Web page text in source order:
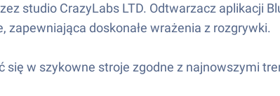
studio CrazyLabs LTD. Odtwarzacz aplikacji
doskonałe wrażenia z rozgrywki.
w szykowne stroje zgodne z najnowszymi